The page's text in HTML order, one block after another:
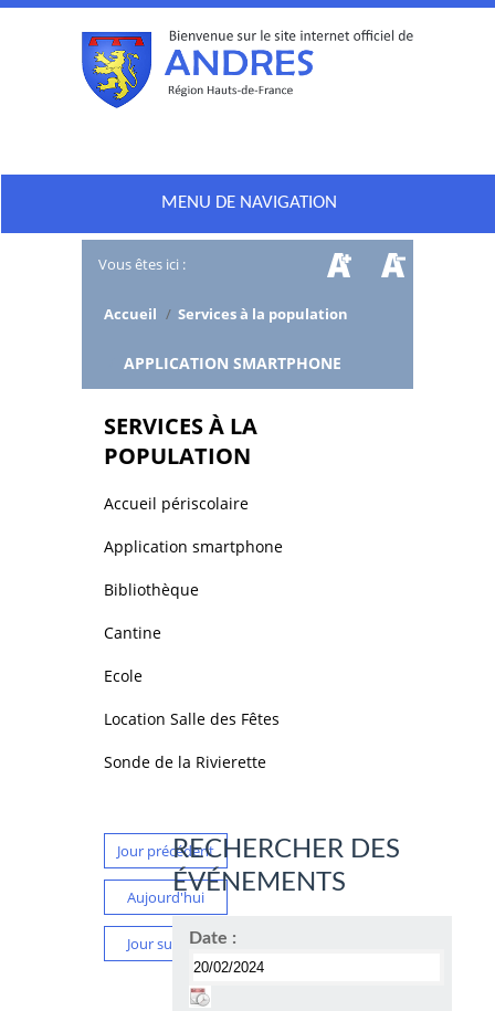
MENU DE NAVIGATION
Vous êtes ici :
Accueil / Services à la population
APPLICATION SMARTPHONE
SERVICES À LA
POPULATION
Accueil périscolaire
Application smartphone
Bibliothèque
Cantine
Ecole
Location Salle des Fêtes
Sonde de la Rivierette
Jour précédent
Aujourd'hui
Jour suivant
RECHERCHER DES
ÉVÉNEMENTS
Date :